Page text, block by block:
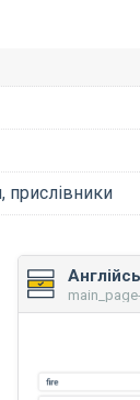
прислівники